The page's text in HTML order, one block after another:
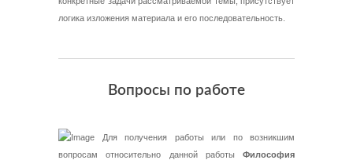
логика изложения материала и его последовательность.
Вопросы по работе
Для получения работы или по возникшим
вопросам относительно данной работы Философия